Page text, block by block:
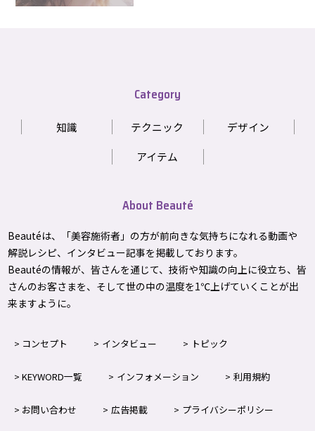
Category
知識 テクニック デザイン
アイテム
About Beauté
Beautéは、「美容施術者」の方が前向きな気持ちになれる動画や
解説レシピ、インタビュー記事を掲載しております。
Beautéの情報が、皆さんを通じて、技術や知識の向上に役立ち、皆
さんのお客さまを、そして世の中の温度を1℃上げていくことが出
来ますように。
コンセプト インタビュー トピック
KEYWORD一覧 インフォメーション 利用規約
お問い合わせ 広告掲載 プライバシーポリシー